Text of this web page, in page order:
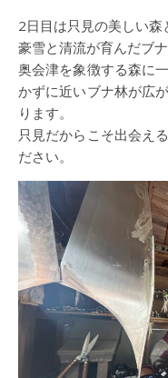
2日目は只見の美しい森
豪雪と清流が育んだブナ
奥会津を象徴する森に
かずに近いブナ林が広
ります。
只見だからこそ出会え
ださい。